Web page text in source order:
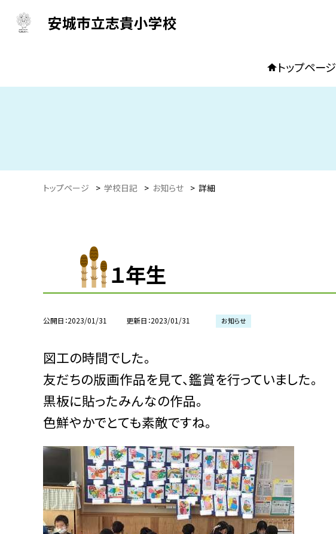
安城市立志貴小学校
トップページ
トップページ > 学校日記 > お知らせ > 詳細
１年生
公開日 2023/01/31 更新日 2023/01/31 お知らせ
図工の時間でした。
友だちの版画作品を見て、鑑賞を行っていました。
黒板に貼ったみんなの作品。
色鮮やかでとても素敵ですね。